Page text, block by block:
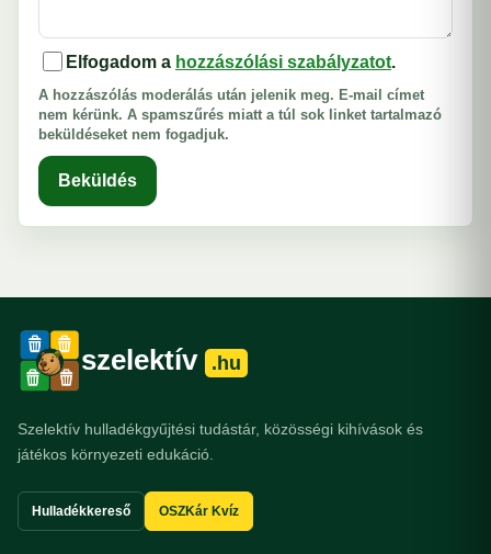
Elfogadom a hozzászólási szabályzatot.
A hozzászólás moderálás után jelenik meg. E-mail címet
nem kérünk. A spamszűrés miatt a túl sok linket tartalmazó
beküldéseket nem fogadjuk.
Beküldés
szelektív .hu
Szelektív hulladékgyűjtési tudástár, közösségi kihívások és
játékos környezeti edukáció.
Hulladékkereső OSZKár Kvíz